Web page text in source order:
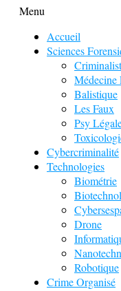
Menu
Accueil
Sciences
Médecine
Balistique
Les Faux
Psy
Cybercriminalité
Technologies
Biométrie
Drone
Robotique
Crime Organisé